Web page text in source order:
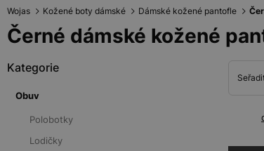
Wojas Kožené boty dámské Dámské kožené pantofle
Černé dámské kožené
Kategorie
Obuv
Polobotky
Lodičky